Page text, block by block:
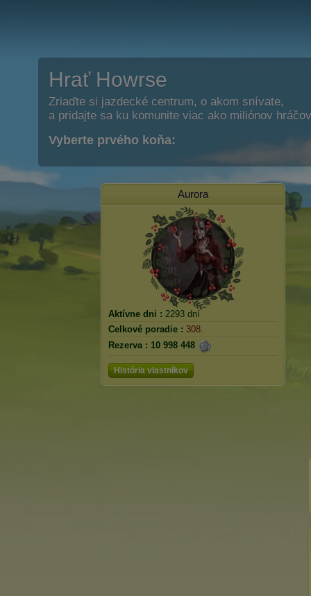
Hrať Howrse
Zriaďte si jazdecké centrum, o akom snívate,
a pridajte sa ku komunite viac ako miliónov
Vyberte prvého koňa:
Aurora
Aktívne dni : 2293 dní
Celkové poradie : 308.
Rezerva : 10 998 448
História vlastníkov